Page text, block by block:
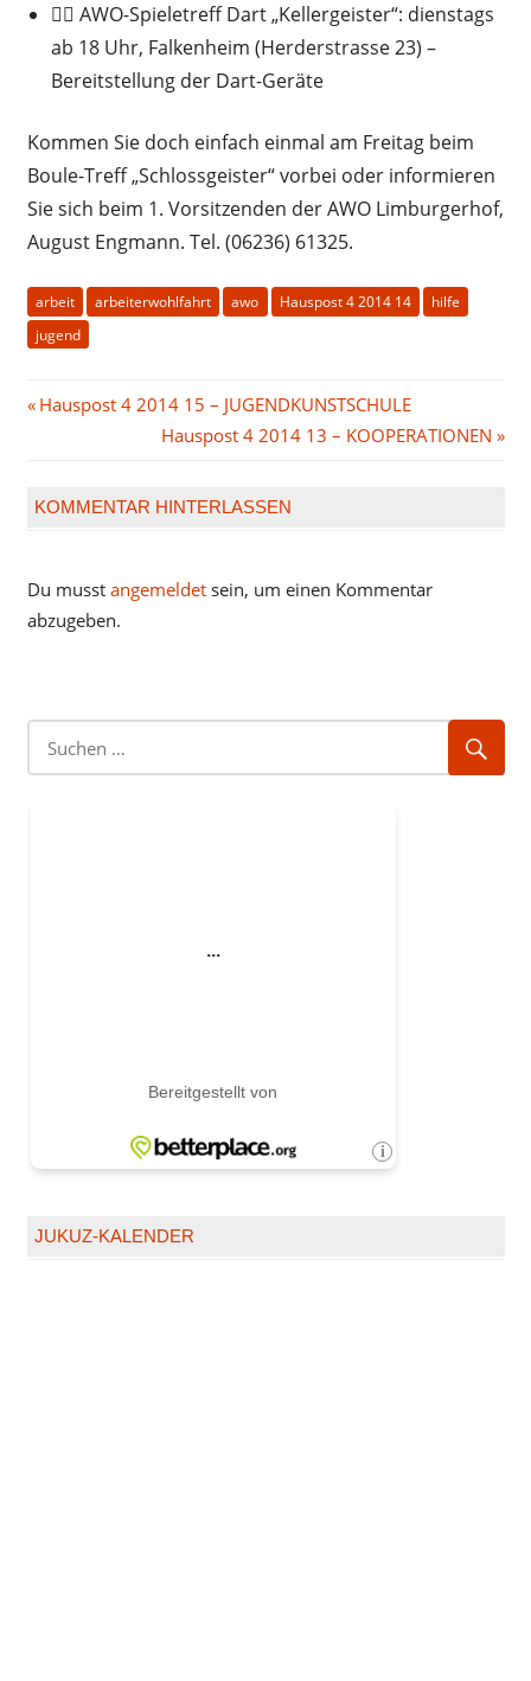
􀁴􀀁 AWO-Spieletreff Dart „Kellergeister“: dienstags
ab 18 Uhr, Falkenheim (Herderstrasse 23) –
Bereitstellung der Dart-Geräte
Kommen Sie doch einfach einmal am Freitag beim
Boule-Treff „Schlossgeister“ vorbei oder informieren
Sie sich beim 1. Vorsitzenden der AWO Limburgerhof,
August Engmann. Tel. (06236) 61325.
arbeit arbeiterwohlfahrt awo Hauspost 4 2014 14
hilfe
jugend
Beitragsnavigation
Vorheriger
Hauspost 4 2014 15 – JUGENDKUNSTSCHULE
Nächster
Hauspost 4 2014 13 – KOOPERATIONEN
KOMMENTAR HINTERLASSEN
Du musst angemeldetsein, um einen Kommentar
abzugeben.
JUKUZ-KALENDER